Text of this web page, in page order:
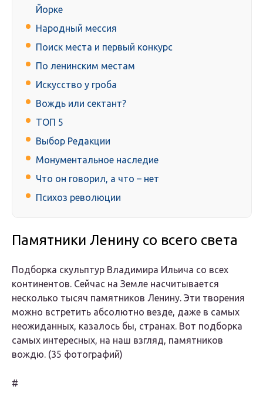
Йорке
Народный мессия
Поиск места и первый конкурс
По ленинским местам
Искусство у гроба
Вождь или сектант?
ТОП 5
Выбор Редакции
Монументальное наследие
Что он говорил, а что – нет
Психоз революции
Памятники Ленину со всего света
Подборка скульптур Владимира Ильича со всех
континентов. Сейчас на Земле насчитывается
несколько тысяч памятников Ленину. Эти творения
можно встретить абсолютно везде, даже в самых
неожиданных, казалось бы, странах. Вот подборка
самых интересных, на наш взгляд, памятников
вождю. (35 фотографий)
#